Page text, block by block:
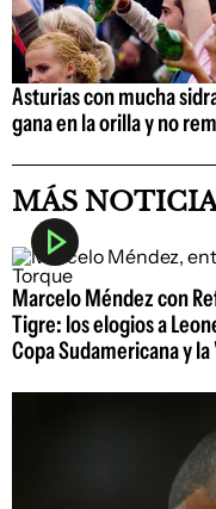
Asturias con mucha
gana en la orilla y no
MÁS
Marcelo Méndez con
Tigre: los elogios a
Copa Sudamericana y